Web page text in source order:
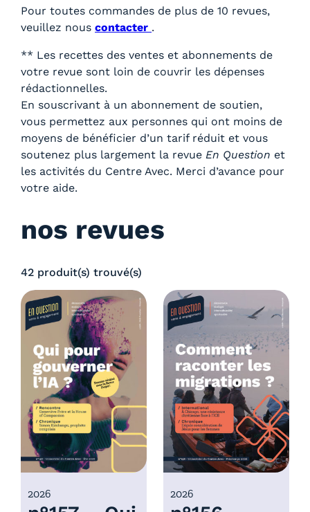
Pour toutes commandes de plus de 10 revues,
veuillez nous contacter .
** Les recettes des ventes et abonnements de
votre revue sont loin de couvrir les dépenses
rédactionnelles.
En souscrivant à un abonnement de soutien,
vous permettez aux personnes qui ont moins de
moyens de bénéficier d’un tarif réduit et vous
soutenez plus largement la revue En Question et
les activités du Centre Avec. Merci d’avance pour
votre aide.
nos revues
42 produit(s) trouvé(s)
2026 2026